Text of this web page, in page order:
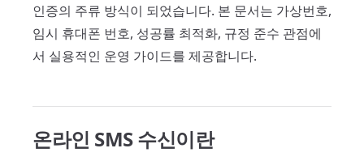
인증의 주류 방식이 되었습니다. 본 문서는 가상번호,
임시 휴대폰 번호, 성공률 최적화, 규정 준수 관점에
서 실용적인 운영 가이드를 제공합니다.
온라인 SMS 수신이란